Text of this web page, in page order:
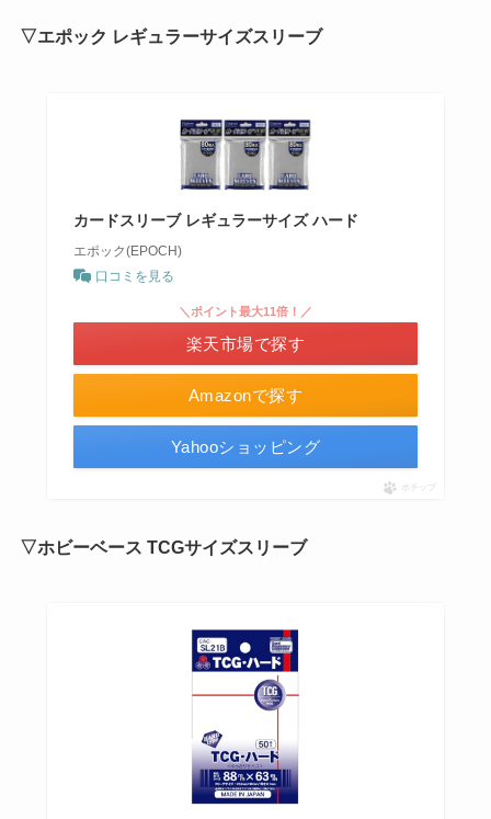
▽エポック レギュラーサイズスリーブ
カードスリーブ レギュラーサイズ ハード
エポック(EPOCH)
口コミを見る
Amazonで探す
＼ポイント最大11倍！／
楽天市場で探す
Yahooショッピング
ポチップ
▽ホビーベース TCGサイズスリーブ